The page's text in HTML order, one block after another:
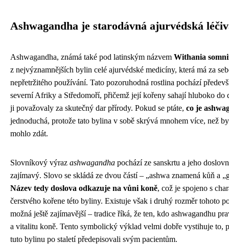
Ashwagandha je starodávná ajurvédská
Ashwagandha, známá také pod latinským názvem Withania
z nejvýznamnějších bylin celé ajurvédské medicíny, která má za
nepřetržitého používání. Tato pozoruhodná rostlina pochází
severní Afriky a Středomoří, přičemž její kořeny sahají hluboko do
ji považovaly za skutečný dar přírody. Pokud se ptáte, co je
jednoduchá, protože tato bylina v sobě skrývá mnohem více, než
mohlo zdát.
Slovníkový výraz ashwagandha pochází ze sanskrtu a jeho
zajímavý. Slovo se skládá ze dvou částí – „ashwa znamená kůň a
Název tedy doslova odkazuje na vůni koně, což je spojeno s
čerstvého kořene této byliny. Existuje však i druhý rozměr tohoto
možná ještě zajímavější – tradice říká, že ten, kdo ashwagandhu
a vitalitu koně. Tento symbolický výklad velmi dobře vystihuje to,
tuto bylinu po staletí předepisovali svým pacientům.